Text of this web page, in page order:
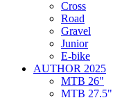
Cross
Road
Gravel
Junior
E-bike
AUTHOR 2025
MTB 26"
MTB 27.5"